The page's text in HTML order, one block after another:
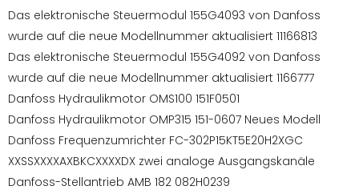
Das elektronische Steuermodul 155G4093 von Danfoss
wurde auf die neue Modellnummer aktualisiert 11166813
Das elektronische Steuermodul 155G4092 von Danfoss
wurde auf die neue Modellnummer aktualisiert 1166777
Danfoss Hydraulikmotor OMS100 151F0501
Danfoss Hydraulikmotor OMP315 151-0607 Neues Modell
Danfoss Frequenzumrichter FC-302P15KT5E20H2XGC
XXSSXXXXAXBKCXXXXDX zwei analoge Ausgangskanäle
Danfoss-Stellantrieb AMB 182 082H0239